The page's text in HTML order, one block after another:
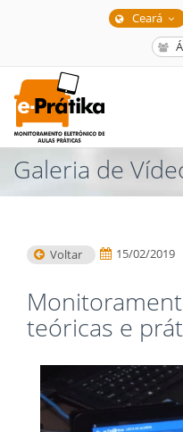
Ceará
Galeria de
Voltar 15/02/2019
teóricas e